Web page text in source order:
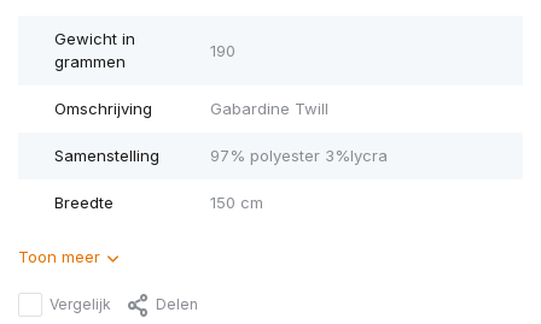
Gewicht in
grammen
190
Omschrijving Gabardine Twill
Samenstelling 97% polyester 3%lycra
Breedte 150 cm
Toon meer
Vergelijk Delen